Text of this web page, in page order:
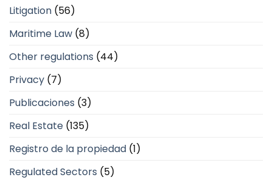
Litigation (56)
Maritime Law (8)
Other regulations (44)
Privacy (7)
Publicaciones (3)
Real Estate (135)
Registro de la propiedad (1)
Regulated Sectors (5)